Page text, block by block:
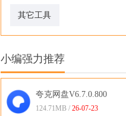
其它工具
小编强力推荐
夸克网盘V6.7.0.800
124.71MB / 26-07-23